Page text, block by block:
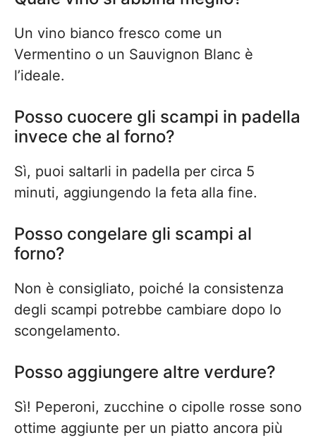
Un vino bianco fresco come un
Vermentino o un Sauvignon Blanc è
l’ideale.
Posso cuocere gli scampi in padella
invece che al forno?
Sì, puoi saltarli in padella per circa 5
minuti, aggiungendo la feta alla fine.
Posso congelare gli scampi al
forno?
Non è consigliato, poiché la consistenza
degli scampi potrebbe cambiare dopo lo
scongelamento.
Posso aggiungere altre verdure?
Sì! Peperoni, zucchine o cipolle rosse sono
ottime aggiunte per un piatto ancora più